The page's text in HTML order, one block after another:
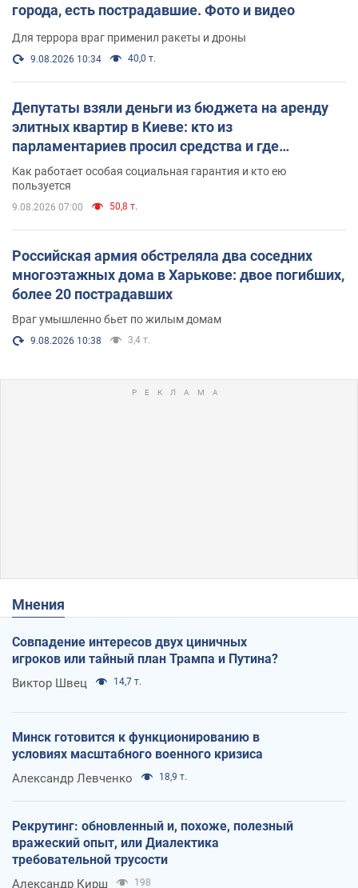
города, есть пострадавшие. Фото и видео
Для террора враг применил ракеты и дроны
9.08.2026 10:34 40,0 т.
Депутаты взяли деньги из бюджета на аренду
элитных квартир в Киеве: кто из
парламентариев просил средства и где
поселился
Как работает особая социальная гарантия и кто ею
пользуется
9.08.2026 07:00 50,8 т.
Российская армия обстреляла два соседних
многоэтажных дома в Харькове: двое погибших,
более 20 пострадавших
Враг умышленно бьет по жилым домам
9.08.2026 10:38 3,4 т.
Мнения
Совпадение интересов двух циничных
игроков или тайный план Трампа и Путина?
Виктор Швец 14,7 т.
Минск готовится к функционированию в
условиях масштабного военного кризиса
Александр Левченко 18,9 т.
Рекрутинг: обновленный и, похоже, полезный
вражеский опыт, или Диалектика
требовательной трусости
Александр Кирш 198